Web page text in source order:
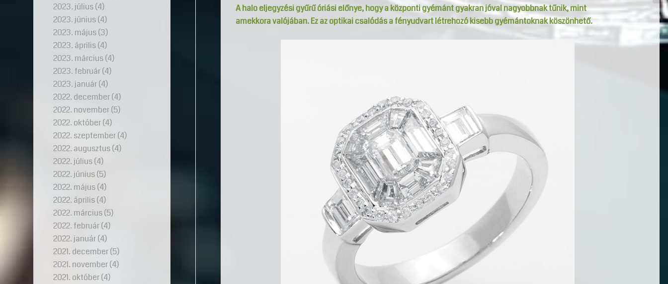
A halo eljegyzési gyűrű óriási előnye, hogy a központi gyémánt gyakran jóval nagyobbnak tűnik, mint
amekkora valójában. Ez az optikai csalódás a fényudvart létrehozó kisebb gyémántoknak köszönhető.
2023. július(4)
2023. június(4)
2023. május(3)
2023. április(4)
2023. március(4)
2023. február(4)
2023. január(4)
2022. december(4)
2022. november(5)
2022. október(4)
2022. szeptember(4)
2022. augusztus(4)
2022. július(4)
2022. június(5)
2022. május(4)
2022. április(4)
2022. március(5)
2022. február(4)
2022. január(4)
2021. december(5)
2021. november(4)
2021. október(4)